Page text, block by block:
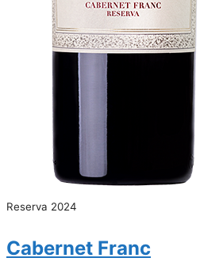
Reserva 2024
Cabernet Franc